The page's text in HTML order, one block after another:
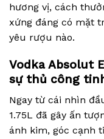
hương vị, cách
xứng đáng có mặt
yêu rượu nào.
Vodka Absolut
sự thủ công
Ngay từ cái nhìn
1.75L đã gây ấn
ánh kim, góc cạnh